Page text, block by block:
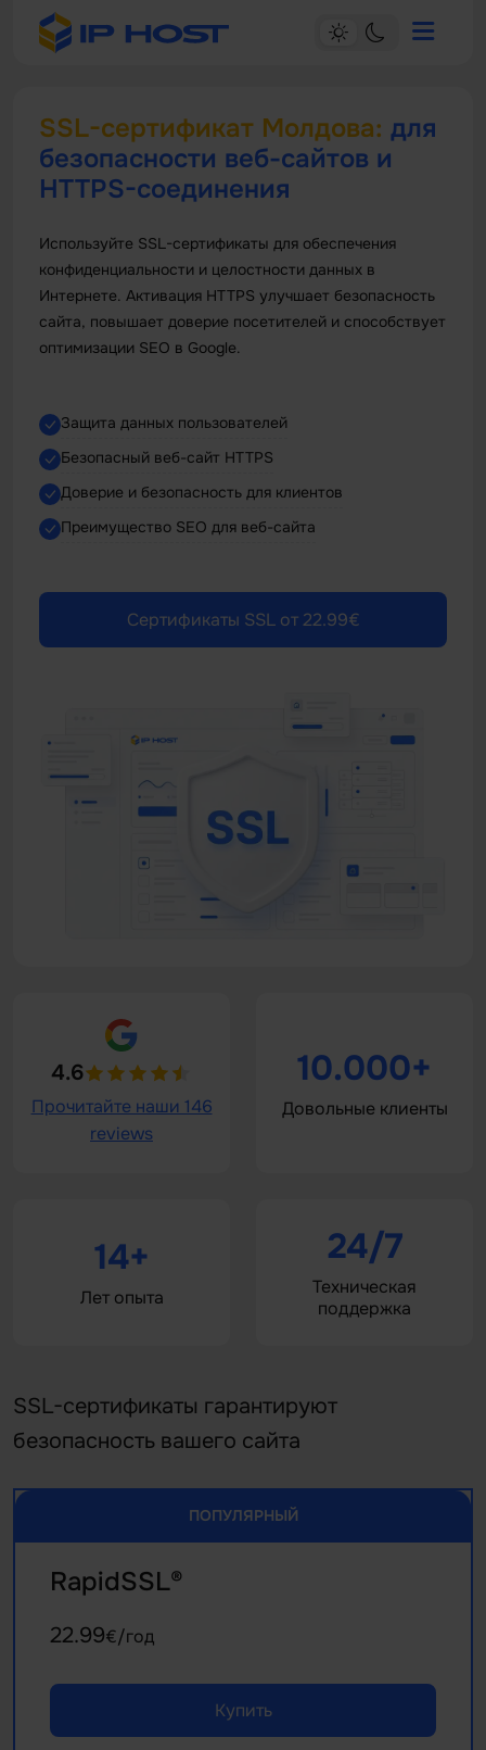
SSL-сертификат Молдова: для
безопасности веб-сайтов и
HTTPS-соединения
Используйте SSL-сертификаты для обеспечения
конфиденциальности и целостности данных в
Интернете. Активация HTTPS улучшает безопасность
сайта, повышает доверие посетителей и способствует
оптимизации SEO в Google.
Защита данных пользователей
Безопасный веб-сайт HTTPS
Доверие и безопасность для клиентов
Преимущество SEO для веб-сайта
Сертификаты SSL от 22.99€
4.6
Прочитайте наши 146
reviews
10.000+
Довольные клиенты
14+
Лет опыта
24/7
Техническая
поддержка
SSL-сертификаты гарантируют
безопасность вашего сайта
ПОПУЛЯРНЫЙ
RapidSSL®
22.99€/год
Купить